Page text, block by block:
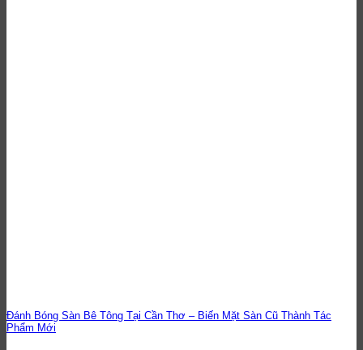
Đánh Bóng Sàn Bê Tông Tại Cần Thơ – Biến Mặt Sàn Cũ Thành Tác
Phẩm Mới